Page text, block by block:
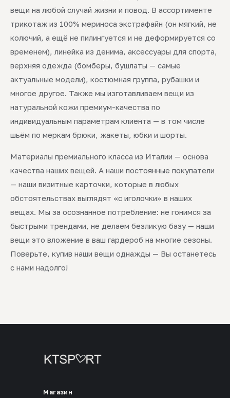
вещи на любой случай жизни и повод. В ассортименте
трикотаж из 100% мериноса экстрафайн (он мягкий, не
колючий, а ещё не пилингуется и не деформируется со
временем), линейка из денима, аксессуары для спорта,
верхняя одежда (бомберы, бушлаты — самые
актуальные модели), костюмная группа, рубашки и
многое другое. Также мы изготавливаем вещи из
натуральной кожи премиум-качества по
индивидуальным параметрам клиента — в том числе
шьём по меркам брюки, жакеты, юбки и шорты.
Материалы премиального класса из Италии — основа
качества наших вещей. А наши постоянные покупатели
— наши визитные карточки, которые в любых
обстоятельствах выглядят «с иголочки» в наших
вещах. Мы за осознанное потребление: не гонимся за
быстрыми трендами, не делаем безликую базу — наши
вещи это вложение в ваш гардероб на многие сезоны.
Поверьте, купив наши вещи однажды — Вы останетесь
с нами надолго!
Магазин